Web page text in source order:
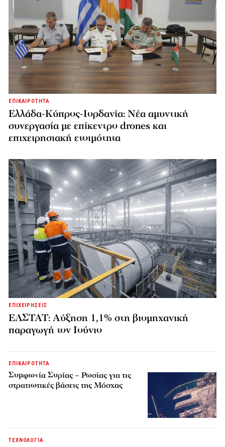
ΕΠΙΚΑΙΡΟΤΗΤΑ
Ελλάδα-Κύπρος-Ιορδανία: Νέα αμυντική
συνεργασία με επίκεντρο drones και
επιχειρησιακή ετοιμότητα
ΕΠΙΧΕΙΡΗΣΕΙΣ
ΕΛΣΤΑΤ: Αύξηση 1,1% στη βιομηχανική
παραγωγή τον Ιούνιο
ΕΠΙΚΑΙΡΟΤΗΤΑ
Συμφωνία Συρίας – Ρωσίας για τις
στρατιωτικές βάσεις της Μόσχας
ΤΕΧΝΟΛΟΓΙΑ